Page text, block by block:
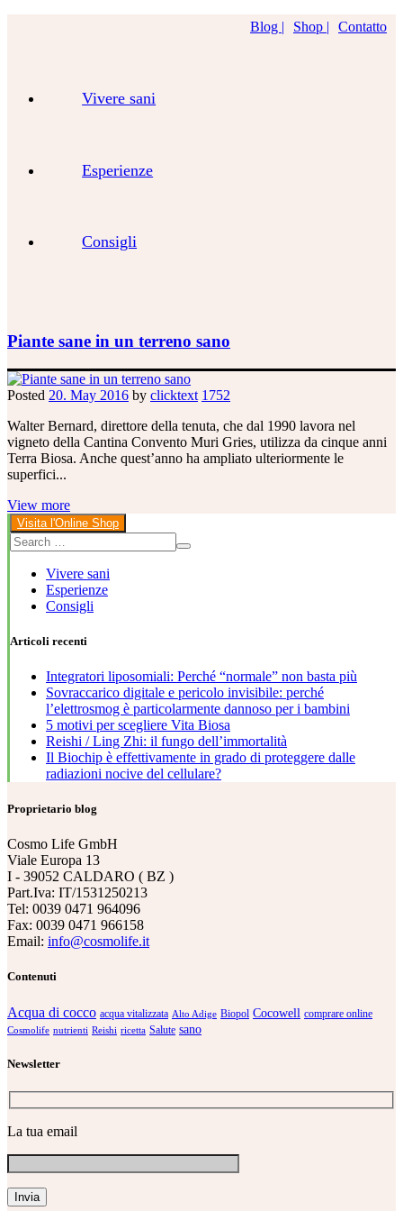
Blog | Shop | Contatto
Vivere sani
Esperienze
Consigli
Piante sane in un terreno sano
Posted 20. May 2016 by clicktext 1752
Walter Bernard, direttore della tenuta, che dal 1990 lavora nel
vigneto della Cantina Convento Muri Gries, utilizza da cinque anni
Terra Biosa. Anche quest’anno ha ampliato ulteriormente le
superfici...
View more
Visita l'Online Shop
Vivere sani
Esperienze
Consigli
Articoli recenti
Integratori liposomiali: Perché “normale” non basta più
Sovraccarico digitale e pericolo invisibile: perché
l’elettrosmog è particolarmente dannoso per i bambini
5 motivi per scegliere Vita Biosa
Reishi / Ling Zhi: il fungo dell’immortalità
Il Biochip è effettivamente in grado di proteggere dalle
radiazioni nocive del cellulare?
Proprietario blog
Cosmo Life GmbH
Viale Europa 13
I - 39052 CALDARO ( BZ )
Part.Iva: IT/1531250213
Tel: 0039 0471 964096
Fax: 0039 0471 966158
Email: info@cosmolife.it
Contenuti
Acqua di cocco acqua vitalizzata Alto Adige Biopol Cocowell comprare online
Cosmolife nutrienti Reishi ricetta Salute sano
Newsletter
La tua email